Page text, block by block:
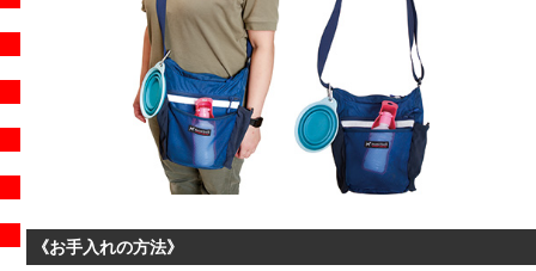
《お手入れの方法》